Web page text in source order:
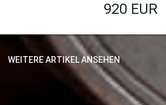
920 EUR
WEITERE ARTIKEL ANSEHEN